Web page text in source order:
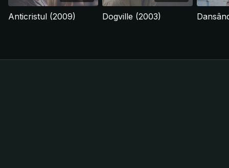
Anticristul (2009) Dogville (2003)